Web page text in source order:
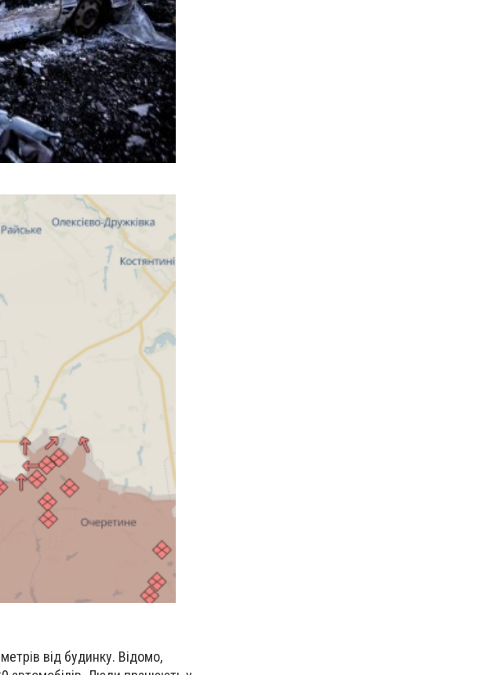
від будинку. Відомо,